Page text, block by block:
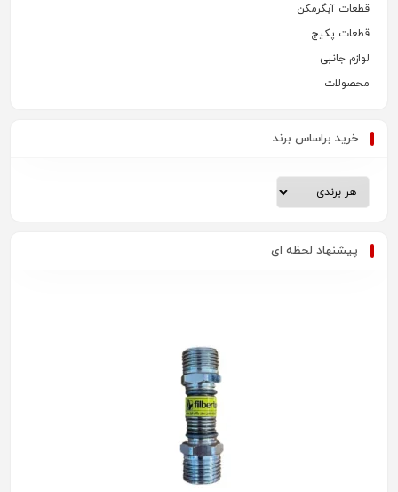
قطعات آبگرمکن
قطعات پکیج
لوازم جانبی
محصولات
خرید براساس برند
پیشنهاد لحظه ای